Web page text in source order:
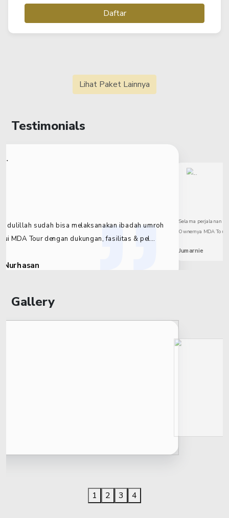
Daftar
Lihat Paket Lainnya
Testimonials
sudah bisa melaksanakan ibadah umroh
MDA Tour dengan dukungan, fasilitas & pel...
Nurhasan
Selama perjalanan
Ownernya MDA
Jumarnie
2
Gallery
1 2 3 4